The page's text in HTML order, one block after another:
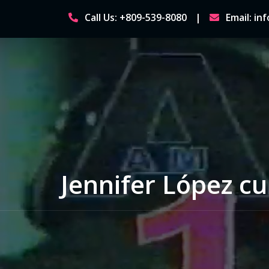
content
Call Us: +809-539-8080 Email:
Jennifer López